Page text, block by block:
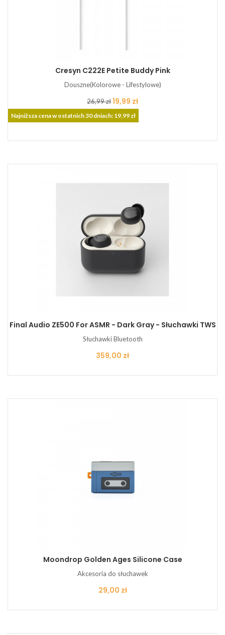
Cresyn C222E Petite Buddy Pink
Douszne(Kolorowe - Lifestylowe)
Cena
podstawowa
26,99 złCena
19,99 zł
Najniższa cena w ostatnich 30 dniach: 19,99 zł
Final Audio ZE500 For ASMR - Dark Gray - Słuchawki TWS
Słuchawki Bluetooth
Cena
359,00 zł
Moondrop Golden Ages Silicone Case
Akcesoria do słuchawek
Cena
29,00 zł